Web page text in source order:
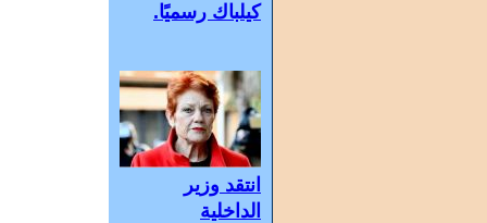
كيلباك رسميًا.
انتقد وزير
الداخلية